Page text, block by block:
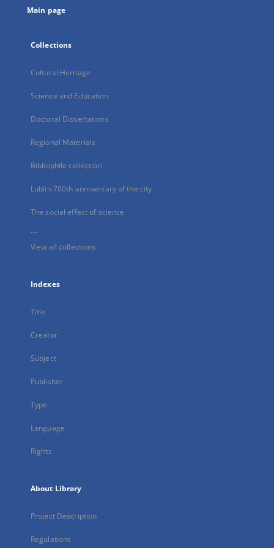
Main page
Collections
Cultural Heritage
Science and Education
Doctoral Dissertations
Regional Materials
Bibliophile collection
Lublin 700th anniversary of the city
The social effect of science
...
View all collections
Indexes
Title
Creator
Subject
Publisher
Type
Language
Rights
About Library
Project Description
Regulations